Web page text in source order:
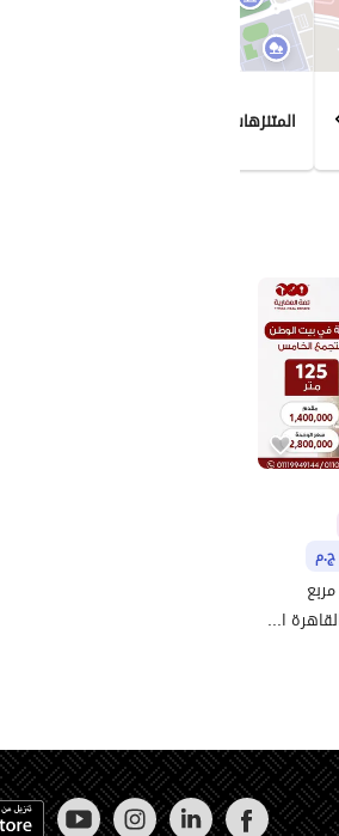
المتنزهات
بيت الوطن، التجمع الخامس، القاهرة الجديدة، القاهرة